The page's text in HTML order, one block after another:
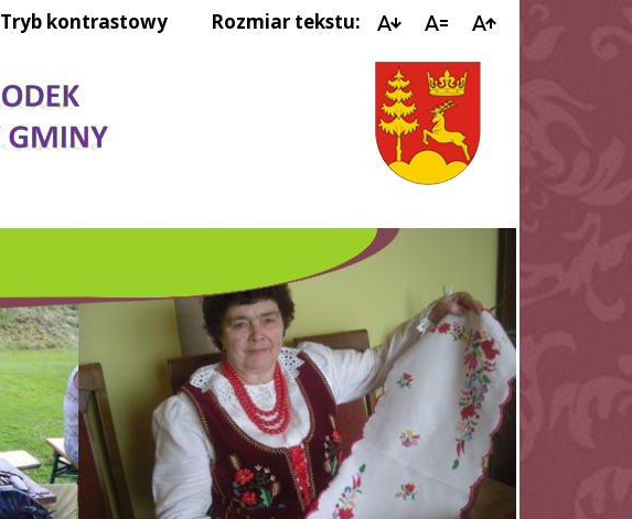
Tryb kontrastowy Rozmiar tekstu: